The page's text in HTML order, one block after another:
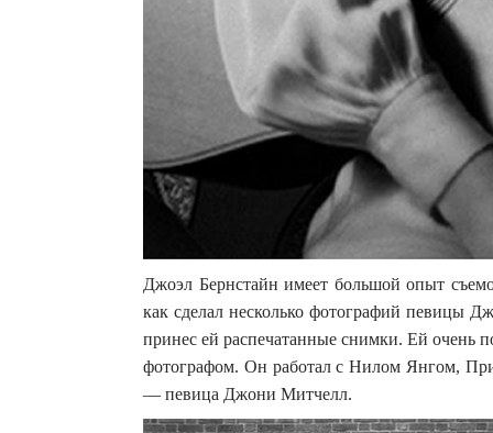
Джоэл Бернстайн имеет большой опыт
как сделал несколько фотографий певицы
принес ей распечатанные снимки. Ей очень
фотографом. Он работал с Нилом Янгом,
— певица Джони Митчелл.